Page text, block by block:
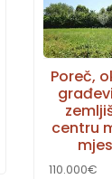
Poreč,
centru
110.000€